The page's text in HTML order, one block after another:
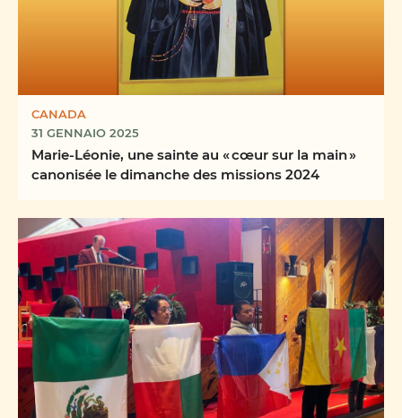
CANADA
31 GENNAIO 2025
Marie-Léonie, une sainte au « cœur sur la main »
canonisée le dimanche des missions 2024